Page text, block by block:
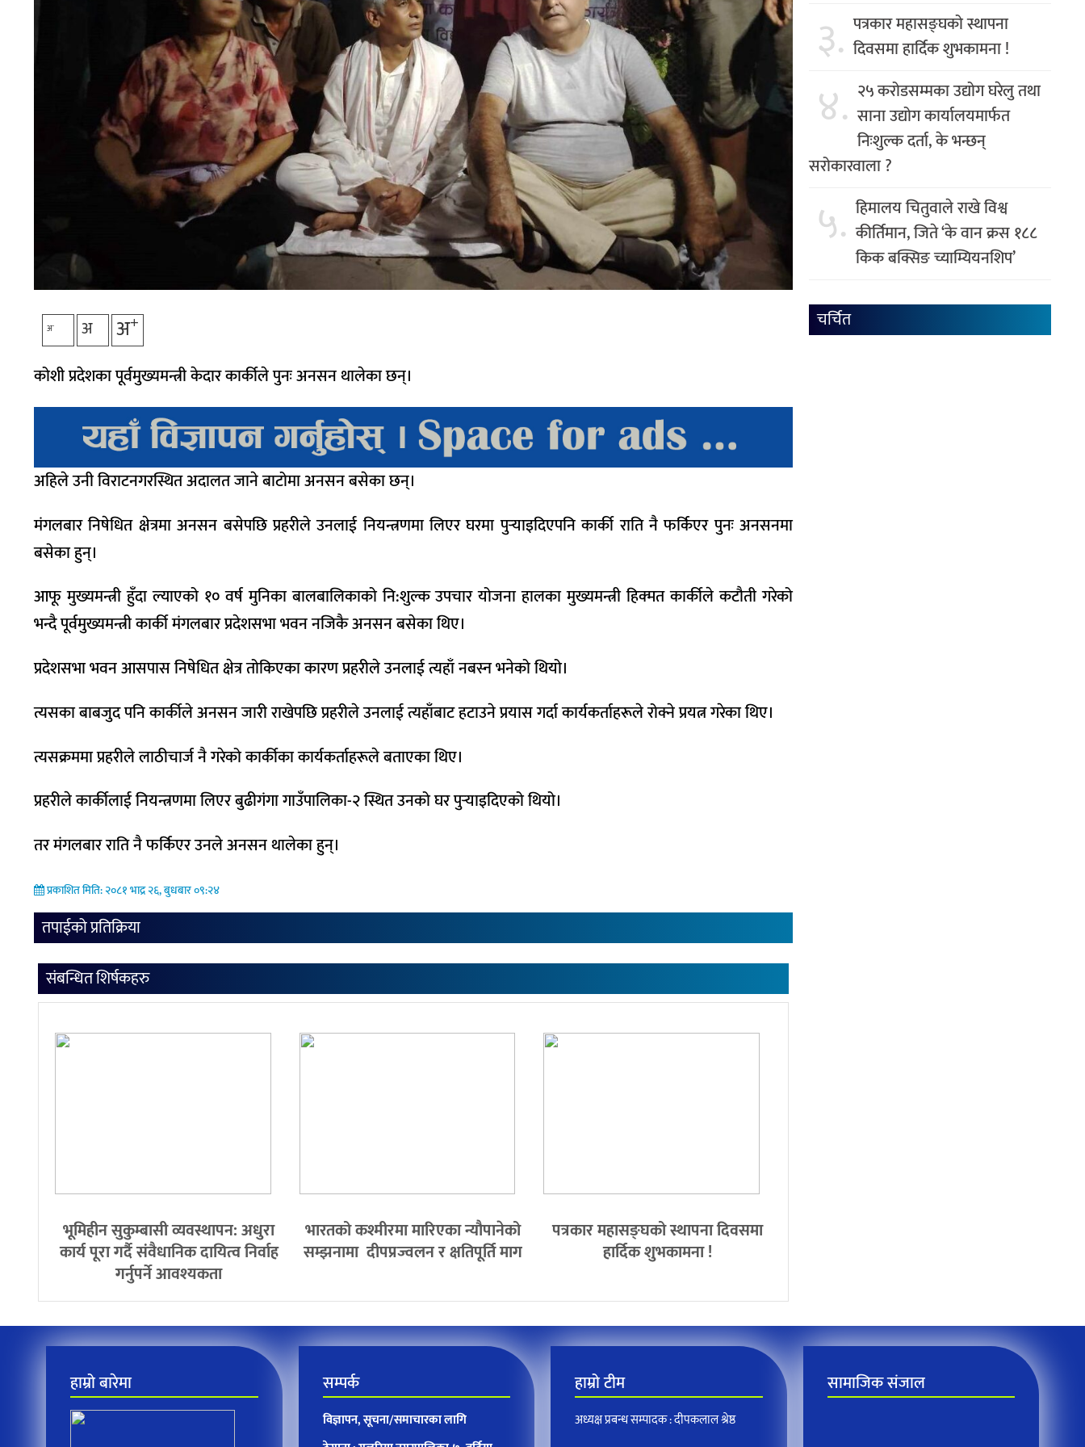
अ- अ अ+
कोशी प्रदेशका पूर्वमुख्यमन्त्री केदार कार्कीले पुनः अनसन थालेका छन्।
अहिले उनी विराटनगरस्थित अदालत जाने बाटोमा अनसन बसेका छन्।
मंगलबार निषेधित क्षेत्रमा अनसन बसेपछि प्रहरीले उनलाई नियन्त्रणमा लिएर घरमा पुर्‍याइदिएपनि कार्की राति नै फर्किएर पुनः अनसनमा
बसेका हुन्।
आफू मुख्यमन्त्री हुँदा ल्याएको १० वर्ष मुनिका बालबालिकाको नि:शुल्क उपचार योजना हालका मुख्यमन्त्री हिक्मत कार्कीले कटौती गरेको
भन्दै पूर्वमुख्यमन्त्री कार्की मंगलबार प्रदेशसभा भवन नजिकै अनसन बसेका थिए।
प्रदेशसभा भवन आसपास निषेधित क्षेत्र तोकिएका कारण प्रहरीले उनलाई त्यहाँ नबस्न भनेको थियो।
त्यसका बाबजुद पनि कार्कीले अनसन जारी राखेपछि प्रहरीले उनलाई त्यहाँबाट हटाउने प्रयास गर्दा कार्यकर्ताहरूले रोक्ने प्रयत्न गरेका थिए।
त्यसक्रममा प्रहरीले लाठीचार्ज नै गरेको कार्कीका कार्यकर्ताहरूले बताएका थिए।
प्रहरीले कार्कीलाई नियन्त्रणमा लिएर बुढीगंगा गाउँपालिका-२ स्थित उनको घर पुर्‍याइदिएको थियो।
तर मंगलबार राति नै फर्किएर उनले अनसन थालेका हुन्।
प्रकाशित मिति: २०८१ भाद्र २६, बुधबार ०९:२४
तपाईको प्रतिक्रिया
संबन्धित शिर्षकहरु
भूमिहीन सुकुम्बासी व्यवस्थापन: अधुरा
कार्य पूरा गर्दै संवैधानिक दायित्व निर्वाह
गर्नुपर्ने आवश्यकता
भारतको कश्मीरमा मारिएका न्यौपानेको
सम्झनामा दीपप्रज्वलन र क्षतिपूर्ति माग
पत्रकार महासङ्घको स्थापना दिवसमा
हार्दिक शुभकामना !
३. पत्रकार महासङ्घको स्थापना
दिवसमा हार्दिक शुभकामना !
४. २५ करोडसम्मका उद्योग घरेलु तथा
साना उद्योग कार्यालयमार्फत
निःशुल्क दर्ता, के भन्छन्
सरोकारवाला ?
५. हिमालय चितुवाले राखे विश्व
कीर्तिमान, जिते ‘के वान क्रस १८८
किक बक्सिङ च्याम्यियनशिप’
चर्चित
हाम्रो बारेमा सम्पर्क
विज्ञापन, सूचना/समाचारका लागि
हाम्रो टीम
अध्यक्ष प्रबन्ध सम्पादक : दीपकलाल श्रेष्ठ
सामाजिक संजाल